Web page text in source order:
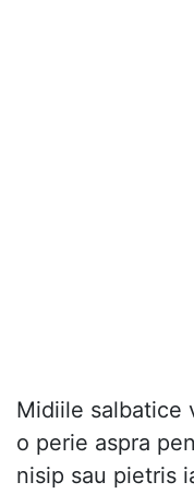
Midiile salbatice
o perie aspra
nisip sau pietris